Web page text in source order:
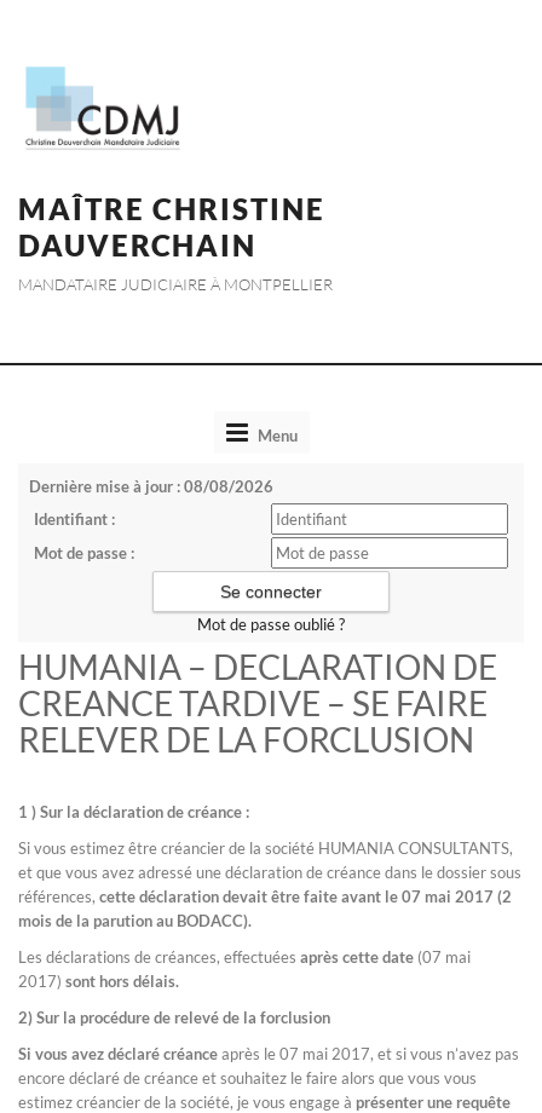
MAÎTRE CHRISTINE
DAUVERCHAIN
MANDATAIRE JUDICIAIRE À MONTPELLIER
ToggleMenu
Dernière mise à jour : 08/08/2026
Identifiant :
Mot de passe :
Mot de passe oublié ?
HUMANIA – DECLARATION DE
CREANCE TARDIVE – SE FAIRE
RELEVER DE LA FORCLUSION
1 ) Sur la déclaration de créance :
Si vous estimez être créancier de la société HUMANIA CONSULTANTS,
et que vous avez adressé une déclaration de créance dans le dossier sous
références, cette déclaration devait être faite avant le 07 mai 2017 (2
mois de la parution au BODACC).
Les déclarations de créances, effectuées après cette date (07 mai
2017) sont hors délais.
2) Sur la procédure de relevé de la forclusion
Si vous avez déclaré créanceaprès le 07 mai 2017, et si vous n’avez pas
encore déclaré de créance et souhaitez le faire alors que vous vous
estimez créancier de la société, je vous engage à présenter une requête